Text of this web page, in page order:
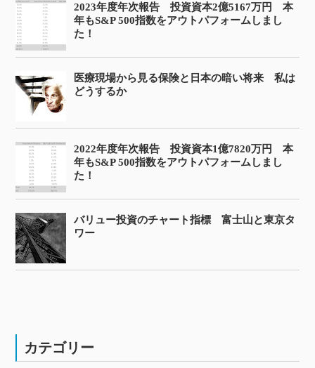
2023年度年次報告 投資資本2億5167万円 本
年もS&P 500指数をアウトパフォームしまし
た！
医療現場から見る保険と日本の暗い将来 私は
どうするか
2022年度年次報告 投資資本1億7820万円 本
年もS&P 500指数をアウトパフォームしまし
た！
バリュー投資のチャート指標 富士山と東京タ
ワー
カテゴリー